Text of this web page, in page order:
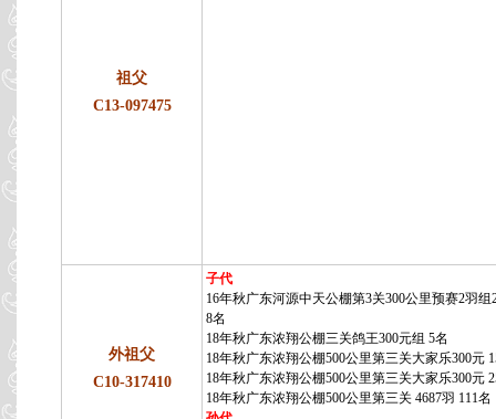
祖父
C13-097475
外祖父
C10-317410
子代
16年秋广东河源中天公棚第3关300公里预赛2羽组
8名
18年秋广东浓翔公棚三关鸽王300元组 5名
18年秋广东浓翔公棚500公里第三关大家乐300元
18年秋广东浓翔公棚500公里第三关大家乐300元
18年秋广东浓翔公棚500公里第三关 4687羽 111名